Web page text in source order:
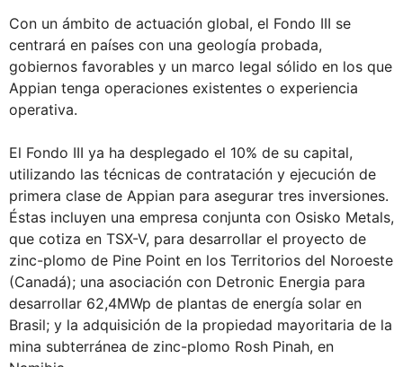
Con un ámbito de actuación global, el Fondo III se
centrará en países con una geología probada,
gobiernos favorables y un marco legal sólido en los que
Appian tenga operaciones existentes o experiencia
operativa.
El Fondo III ya ha desplegado el 10% de su capital,
utilizando las técnicas de contratación y ejecución de
primera clase de Appian para asegurar tres inversiones.
Éstas incluyen una empresa conjunta con Osisko Metals,
que cotiza en TSX-V, para desarrollar el proyecto de
zinc-plomo de Pine Point en los Territorios del Noroeste
(Canadá); una asociación con Detronic Energia para
desarrollar 62,4MWp de plantas de energía solar en
Brasil; y la adquisición de la propiedad mayoritaria de la
mina subterránea de zinc-plomo Rosh Pinah, en